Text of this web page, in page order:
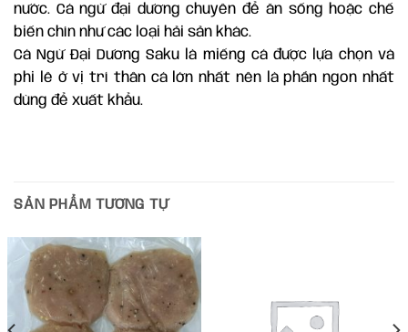
nước. Cá ngừ đại dương chuyên để ăn sống hoặc chế
biến chín như các loại hải sản khác.
Cá Ngừ Đại Dương Saku là miếng cá được lựa chọn và
phi lê ở vị trí thân cá lớn nhất nên là phần ngon nhất
dùng để xuất khẩu.
SẢN PHẨM TƯƠNG TỰ